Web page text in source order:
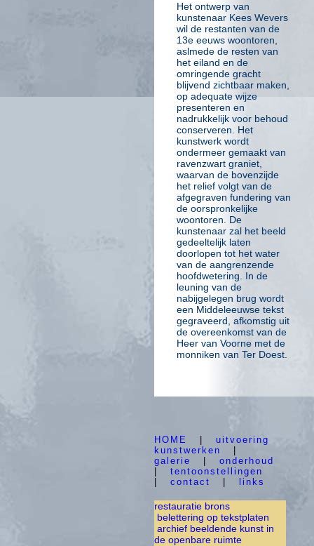
Het ontwerp van
kunstenaar Kees Wevers
wil de restanten van de
13e eeuws woontoren,
aslmede de resten van
het eiland en de
omringende gracht
blijvend zichtbaar maken,
op adequate wijze
presenteren en
nadrukkelijk voor behoud
conserveren. Het
kunstwerk wordt
ondermeer gemaakt van
ravenzwart graniet,
waarvan de bovenzijde
het relief volgt van de
afgegraven fundering van
de oorspronkelijke
woontoren. De
kunstenaar zal het beeld
gedeeltelijk laten
doorlopen tot het water
van de aangrenzende
hoofdwetering. In de
leuning van de
nabijgelegen brug wordt
een Middeleeuwse tekst
gegraveerd, afkomstig uit
de overeenkomst van de
Heer van Voorne met de
monniken van Ter Doest.
HOME | uitvoering
kunstwerken
|
galerie
| onderhoud
| tentoonstellingen
| contact | links
restauratie brons
belettering op tekstplaten
archief beeldende kunst in
de openbare ruimte